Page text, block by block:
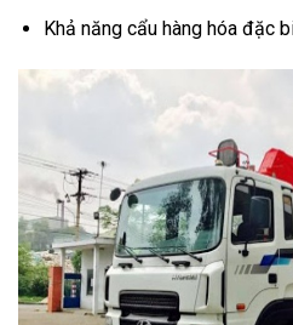
Khả năng cẩu hàng hóa đặc